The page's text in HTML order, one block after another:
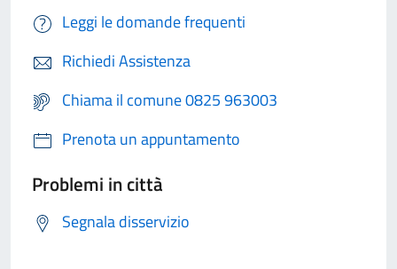
Leggi le domande frequenti
Richiedi Assistenza
Chiama il comune 0825 963003
Prenota un appuntamento
Problemi in città
Segnala disservizio